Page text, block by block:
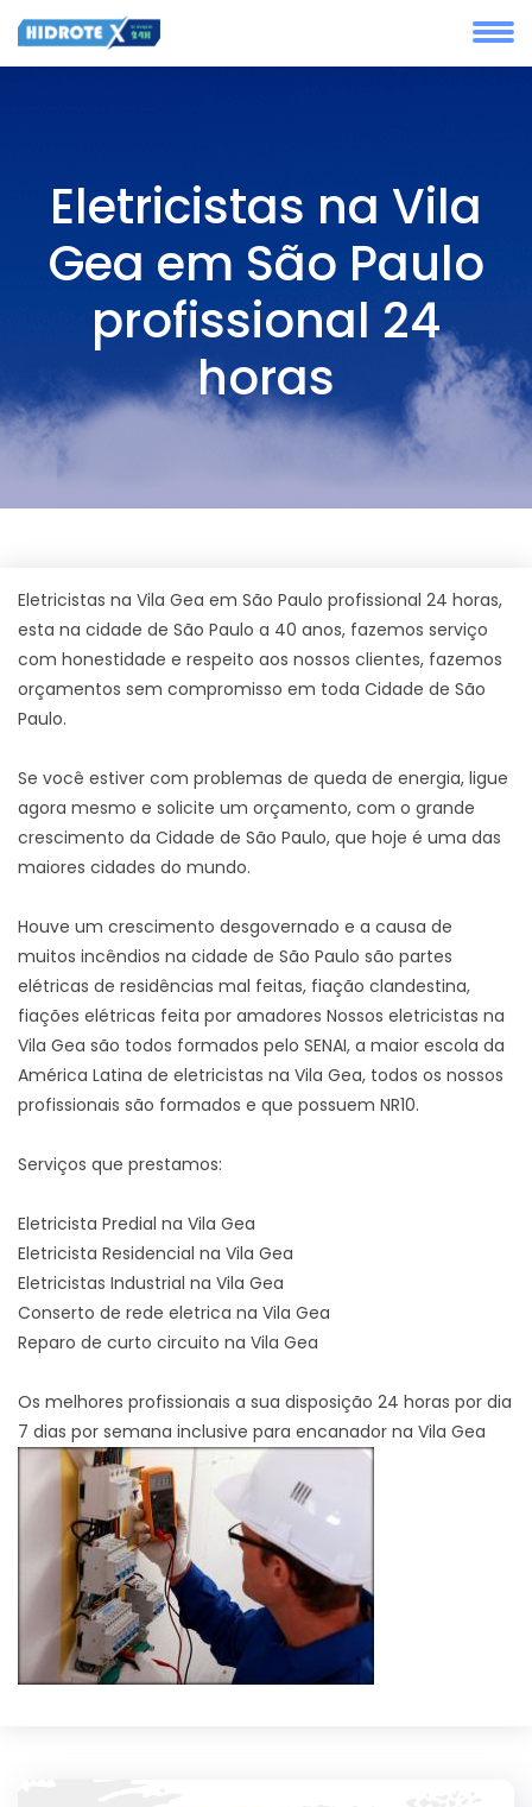
Eletricistas na Vila
Gea em São Paulo
profissional 24
horas
Eletricistas na Vila Gea em São Paulo profissional 24 horas,
esta na cidade de São Paulo a 40 anos, fazemos serviço
com honestidade e respeito aos nossos clientes, fazemos
orçamentos sem compromisso em toda Cidade de São
Paulo.
Se você estiver com problemas de queda de energia, ligue
agora mesmo e solicite um orçamento, com o grande
crescimento da Cidade de São Paulo, que hoje é uma das
maiores cidades do mundo.
Houve um crescimento desgovernado e a causa de
muitos incêndios na cidade de São Paulo são partes
elétricas de residências mal feitas, fiação clandestina,
fiações elétricas feita por amadores Nossos eletricistas na
Vila Gea são todos formados pelo SENAI, a maior escola da
América Latina de eletricistas na Vila Gea, todos os nossos
profissionais são formados e que possuem NR10.
Serviços que prestamos:
Eletricista Predial na Vila Gea
Eletricista Residencial na Vila Gea
Eletricistas Industrial na Vila Gea
Conserto de rede eletrica na Vila Gea
Reparo de curto circuito na Vila Gea
Os melhores profissionais a sua disposição 24 horas por dia
7 dias por semana inclusive para encanador na Vila Gea